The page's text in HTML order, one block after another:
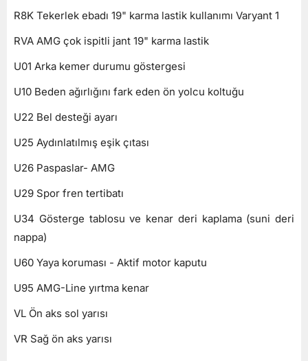
R8K Tekerlek ebadı 19" karma lastik kullanımı Varyant 1
RVA AMG çok ispitli jant 19" karma lastik
U01 Arka kemer durumu göstergesi
U10 Beden ağırlığını fark eden ön yolcu koltuğu
U22 Bel desteği ayarı
U25 Aydınlatılmış eşik çıtası
U26 Paspaslar- AMG
U29 Spor fren tertibatı
U34 Gösterge tablosu ve kenar deri kaplama (suni deri
nappa)
U60 Yaya koruması - Aktif motor kaputu
U95 AMG-Line yırtma kenar
VL Ön aks sol yarısı
VR Sağ ön aks yarısı